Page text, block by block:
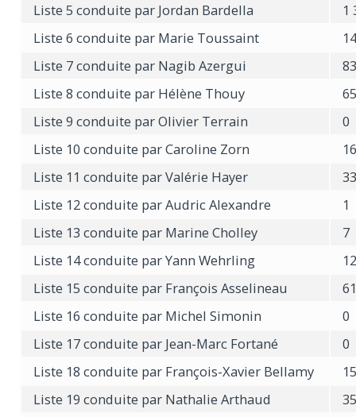
Liste 5 conduite par Jordan Bardella
1
Liste 6 conduite par Marie Toussaint
Liste 7 conduite par Nagib Azergui
83
Liste 8 conduite par Hélène Thouy
65
Liste 9 conduite par Olivier Terrain
0
Liste 10 conduite par Caroline Zorn
16
Liste 11 conduite par Valérie Hayer
Liste 12 conduite par Audric Alexandre
1
Liste 13 conduite par Marine Cholley
7
Liste 14 conduite par Yann Wehrling
12
Liste 15 conduite par François Asselineau
61
Liste 16 conduite par Michel Simonin
0
Liste 17 conduite par Jean-Marc Fortané
0
Liste 18 conduite par François-Xavier Bellamy
Liste 19 conduite par Nathalie Arthaud
35